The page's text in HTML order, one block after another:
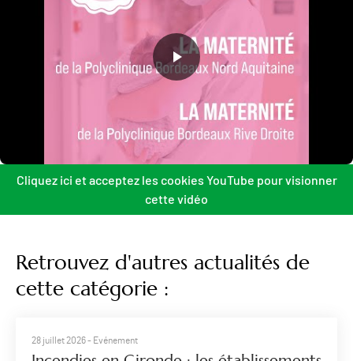
Cliquez ici et acceptez les cookies YouTube pour visionner
cette vidéo
Retrouvez d'autres actualités de
cette catégorie :
28 juillet 2026- Evénement